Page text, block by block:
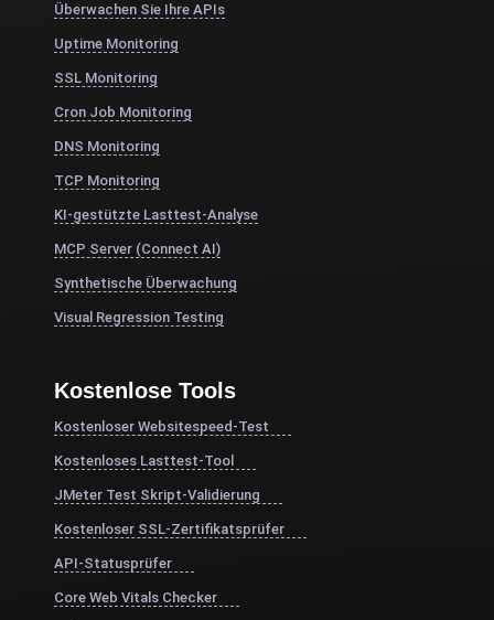
Überwachen Sie Ihre APIs
Uptime Monitoring
SSL Monitoring
Cron Job Monitoring
DNS Monitoring
TCP Monitoring
KI-gestützte Lasttest-Analyse
MCP Server (Connect AI)
Synthetische Überwachung
Visual Regression Testing
Kostenlose Tools
Kostenloser Websitespeed-Test
Kostenloses Lasttest-Tool
JMeter Test Skript-Validierung
Kostenloser SSL-Zertifikatsprüfer
API-Statusprüfer
Core Web Vitals Checker